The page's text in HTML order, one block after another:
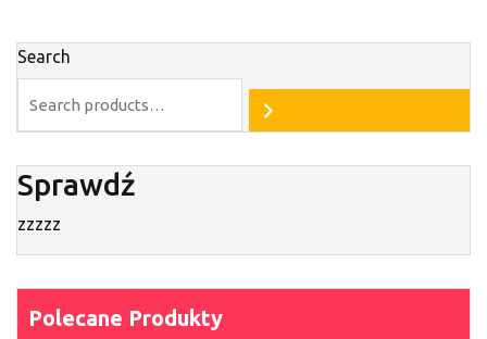
Search
Sprawdź
zzzzz
Polecane Produkty